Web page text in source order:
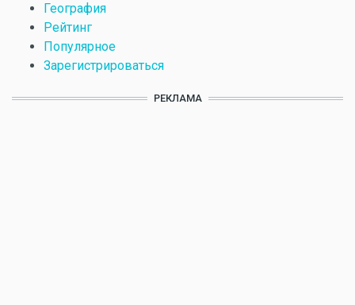
География
Рейтинг
Популярное
Зарегистрироваться
РЕКЛАМА